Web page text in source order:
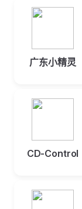
广东小精灵
CD-Control